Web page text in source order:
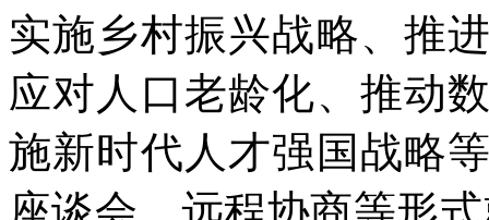
实施乡村振兴战略、推
应对人口老龄化、推动
施新时代人才强国战略
座谈会、远程协商等形